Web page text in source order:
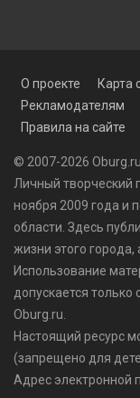
О проекте Карта
Рекламодателям
Правила на сайте
© 2007-2026 Oburg.ru.
Личный творческий
ноября 2009 года и
области. Здесь
жизни этого
Использование
допускается только
Oburg.ru.
Настоящий ресурс
(запрещено для
Адрес электронной